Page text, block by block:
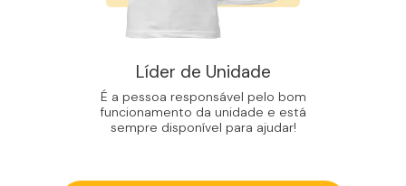
Líder de Unidade
É a pessoa responsável pelo bom
funcionamento da unidade e está
sempre disponível para ajudar!